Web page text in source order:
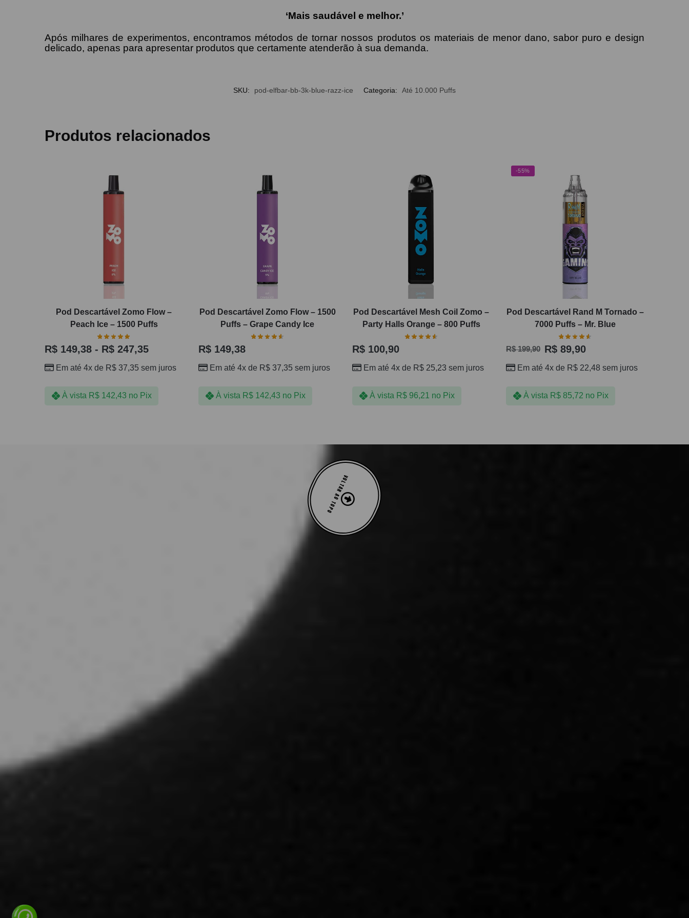
‘Mais saudável e melhor.’
Após milhares de experimentos, encontramos métodos de tornar nossos produtos os materiais de menor dano, sabor puro e design
delicado, apenas para apresentar produtos que certamente atenderão à sua demanda.
SKU: pod-elfbar-bb-3k-blue-razz-ice Categoria: Até 10.000 Puffs
Produtos relacionados
Pod Descartável Zomo Flow –
Peach Ice – 1500 Puffs
R$ 149,38 - R$ 247,35
Em até 4x de R$ 37,35 sem juros
À vista R$142,43 no Pix
Pod Descartável Zomo Flow – 1500
Puffs – Grape Candy Ice
R$ 149,38
Em até 4x de R$ 37,35 sem juros
À vista R$142,43 no Pix
Pod Descartável Mesh Coil Zomo –
Party Halls Orange – 800 Puffs
R$100,90
Em até 4x de R$25,23 sem juros
À vista R$96,21 no Pix
-55%
Pod Descartável Rand M Tornado –
7000 Puffs – Mr. Blue
R$199,90 R$89,90
Em até 4x de R$22,48 sem juros
À vista R$85,72 no Pix
VOLTAR AO TOPO